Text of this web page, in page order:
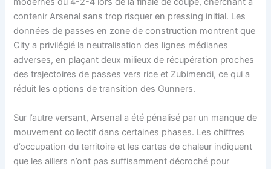
contenir Arsenal sans trop risquer en pressing initial. Les
données de passes en zone de construction montrent que
City a privilégié la neutralisation des lignes médianes
adverses, en plaçant deux milieux de récupération proches
des trajectoires de passes vers rice et Zubimendi, ce qui a
réduit les options de transition des Gunners.
Sur l’autre versant, Arsenal a été pénalisé par un manque de
mouvement collectif dans certaines phases. Les chiffres
d’occupation du territoire et les cartes de chaleur indiquent
que les ailiers n’ont pas suffisamment décroché pour